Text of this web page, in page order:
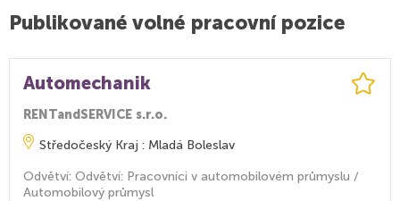
Publikované volné pracovní pozice
Automechanik
RENTandSERVICE s.r.o.
Středočeský Kraj : Mladá Boleslav
Odvětví: Odvětví: Pracovníci v automobilovém průmyslu /
Automobilový průmysl